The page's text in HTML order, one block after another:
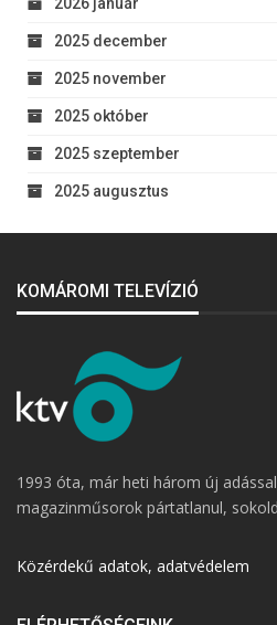
2025 december
2025 november
2025 október
2025 szeptember
2025 augusztus
KOMÁROMI TELEVÍZIÓ
1993 óta, már heti három új
magazinműsorok pártatlanul,
Közérdekű adatok, adatvédelem